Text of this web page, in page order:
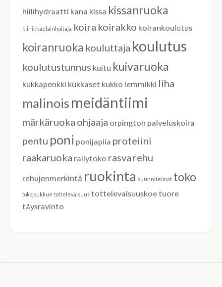
hiilihydraatti kana kissa kissanruoka
klinikkaeläinhoitaja koira koirakko koirankoulutus
koiranruoka kouluttaja koulutus
koulutustunnus kuitu kuivaruoka
kukkapenkki kukkaset kukko lemmikki liha
malinois meidäntiimi
märkäruoka ohjaaja orpington palveluskoira
pentu poni ponijapiia proteiini
raakaruoka rallytoko rasva rehu
rehujenmerkintä ruokinta suunnitelmat toko
tokojoukkue tottelevaisuus tottelevaisuuskoetuore
täysravinto